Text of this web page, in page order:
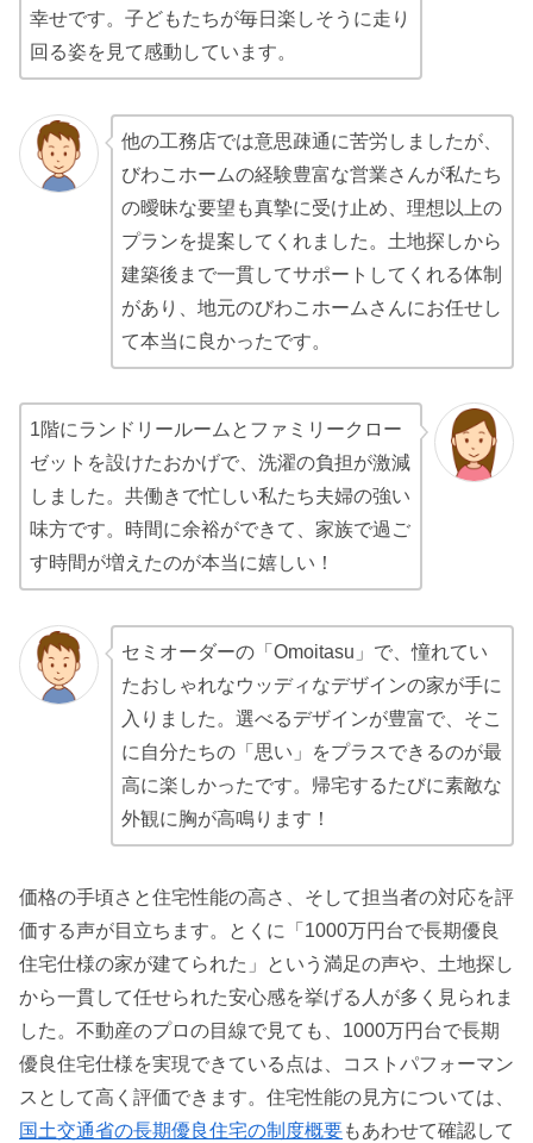
幸せです。子どもたちが毎日楽しそうに走り
回る姿を見て感動しています。
他の工務店では意思疎通に苦労しましたが、
びわこホームの経験豊富な営業さんが私たち
の曖昧な要望も真摯に受け止め、理想以上の
プランを提案してくれました。土地探しから
建築後まで一貫してサポートしてくれる体制
があり、地元のびわこホームさんにお任せし
て本当に良かったです。
1階にランドリールームとファミリークロー
ゼットを設けたおかげで、洗濯の負担が激減
しました。共働きで忙しい私たち夫婦の強い
味方です。時間に余裕ができて、家族で過ご
す時間が増えたのが本当に嬉しい！
セミオーダーの「Omoitasu」で、憧れてい
たおしゃれなウッディなデザインの家が手に
入りました。選べるデザインが豊富で、そこ
に自分たちの「思い」をプラスできるのが最
高に楽しかったです。帰宅するたびに素敵な
外観に胸が高鳴ります！
価格の手頃さと住宅性能の高さ、そして担当者の対応を評
価する声が目立ちます。とくに「1000万円台で長期優良
住宅仕様の家が建てられた」という満足の声や、土地探し
から一貫して任せられた安心感を挙げる人が多く見られま
した。不動産のプロの目線で見ても、1000万円台で長期
優良住宅仕様を実現できている点は、コストパフォーマン
スとして高く評価できます。住宅性能の見方については、
国土交通省の長期優良住宅の制度概要もあわせて確認して